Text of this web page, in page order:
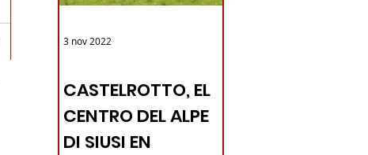
CASTELROTTO, EL
CENTRO DEL ALPE
DI SIUSI EN
3 nov 2022